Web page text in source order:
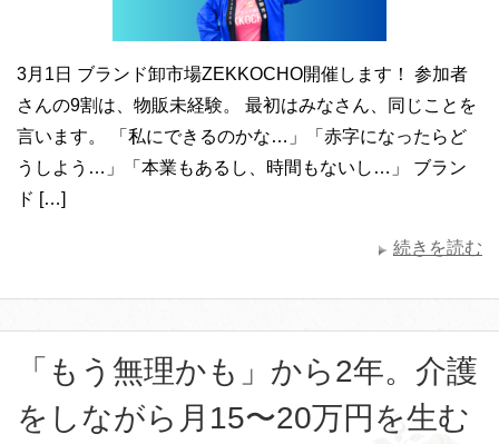
3月1日 ブランド卸市場ZEKKOCHO開催します！ 参加者
さんの9割は、物販未経験。 最初はみなさん、同じことを
言います。 「私にできるのかな…」「赤字になったらど
うしよう…」「本業もあるし、時間もないし…」 ブラン
ド […]
続きを読む
「もう無理かも」から2年。介護
をしながら月15〜20万円を生む